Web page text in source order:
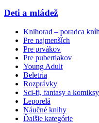
Deti a mládež
Knihorad – poradca
Pre najmenších
Pre prvákov
Pre pubertiakov
Young Adult
Beletria
Rozprávky
Sci-fi, fantasy a komiksy
Leporelá
Náučné knihy
Ďalšie kategórie